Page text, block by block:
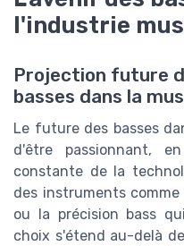
l'industrie
Projection future
basses dans la
Le future des basses
d'être passionnant,
constante de la
des instruments
ou la précision bass
choix s'étend au-delà